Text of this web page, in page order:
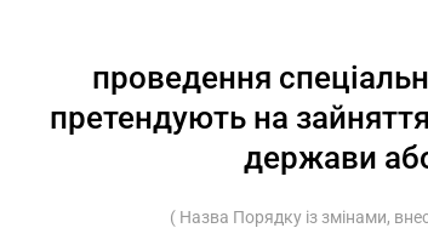
проведення
претендують на
держави
( Назва Порядку із змінами,